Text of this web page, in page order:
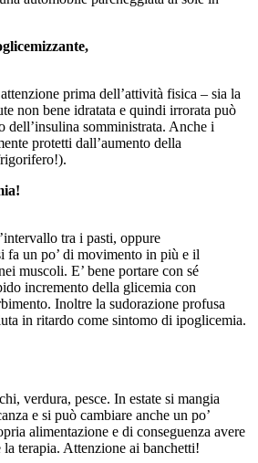
prima dell’attività fisica – sia la
non bene idratata e quindi irrorata può
dell’insulina somministrata. Anche i
protetti dall’aumento della
tra i pasti, oppure
fa un po’ di movimento in più e il
muscoli. E’ bene portare con sé
incremento della glicemia con
Inoltre la sudorazione profusa
in ritardo come sintomo di ipoglicemia.
verdura, pesce. In estate si mangia
e si può cambiare anche un po’
alimentazione e di conseguenza avere
terapia. Attenzione ai banchetti!